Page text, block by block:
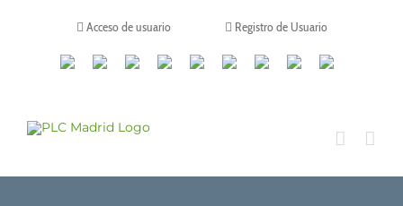
Acceso de usuario Registro de Usuario
CanalesLinkedinYoutubeTiktokFacebookInstagram
X TwitchContacto